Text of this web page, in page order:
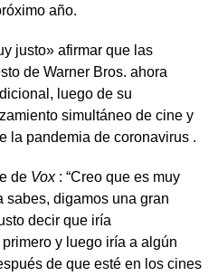
año.
justo» afirmar que las
de Warner Bros. ahora
luego de su
simultáneo de cine y
la pandemia de coronavirus .
de Vox: “Creo que es muy
sabes, digamos una gran
decir que iría
y luego iría a algún
de que esté en los cines